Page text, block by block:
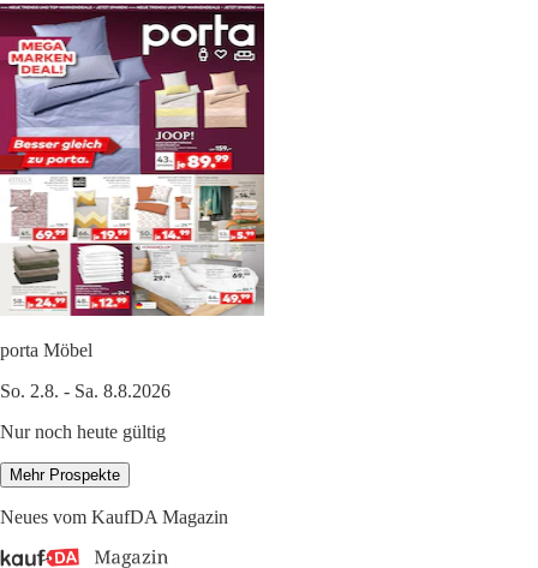
porta Möbel
So. 2.8. - Sa. 8.8.2026
Nur noch heute gültig
Mehr Prospekte
Neues vom KaufDA Magazin